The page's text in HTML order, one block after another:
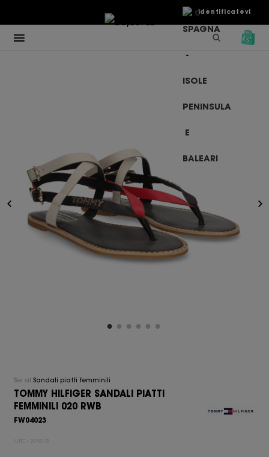
Identificatevi
€
Sei al Sandali piatti femminili
TOMMY HILFIGER SANDALI PIATTI
FEMMINILI 020 RWB
FW04023
UPC: 209278